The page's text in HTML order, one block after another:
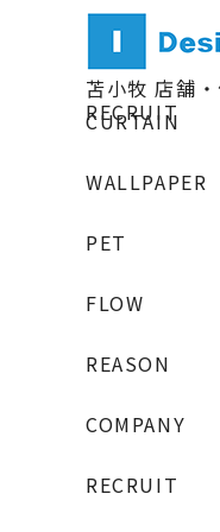
苫小牧 店舗
CURTAIN
WALLPAPER
PET
FLOW
REASON
COMPANY
RECRUIT
RECRUIT